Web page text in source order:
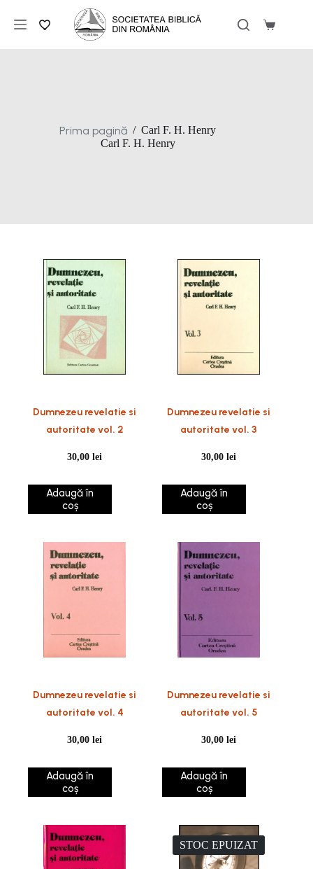
conținut
Coș
Prima pagină / Carl F. H. Henry
Carl F. H. Henry
Dumnezeu revelatie si
autoritate vol. 2
30,00lei
Adaugă în
coș
Dumnezeu revelatie si
autoritate vol. 3
30,00lei
Adaugă în
coș
Dumnezeu revelatie si
autoritate vol. 4
30,00lei
Adaugă în
coș
Dumnezeu revelatie si
autoritate vol. 5
30,00lei
Adaugă în
coș
STOC EPUIZAT